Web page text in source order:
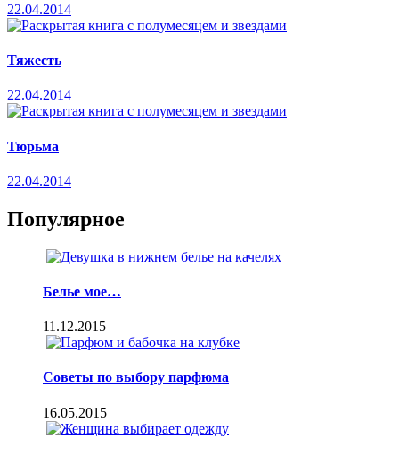
22.04.2014
Тяжесть
22.04.2014
Тюрьма
22.04.2014
Популярное
Белье мое…
11.12.2015
Советы по выбору парфюма
16.05.2015